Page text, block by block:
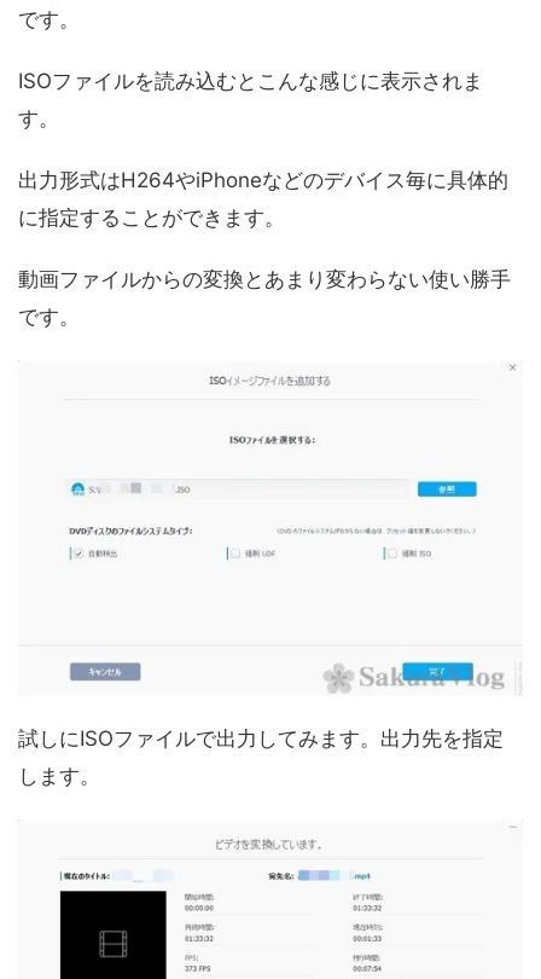
です。
ISOファイルを読み込むとこんな感じに表示されま
す。
出力形式はH264やiPhoneなどのデバイス毎に具体的
に指定することができます。
動画ファイルからの変換とあまり変わらない使い勝手
です。
試しにISOファイルで出力してみます。出力先を指定
します。